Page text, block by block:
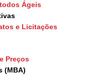
Ágeis
e Licitações
Preços
(MBA)